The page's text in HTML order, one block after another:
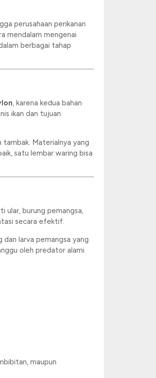
perusahaan perikanan
mendalam mengenai
berbagai tahap
, karena kedua bahan
ikan dan tujuan
tambak. Materialnya yang
satu lembar waring bisa
ular, burung pemangsa,
secara efektif.
larva pemangsa yang
oleh predator alami.
maupun